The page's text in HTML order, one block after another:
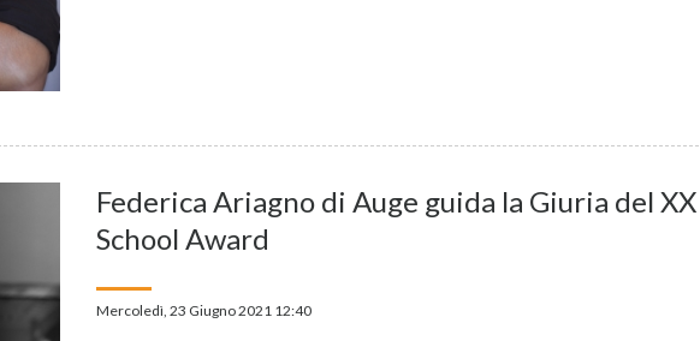
Federica Ariagno di Auge guida la Giuria del
School Award
Mercoledì, 23 Giugno 2021 12:40